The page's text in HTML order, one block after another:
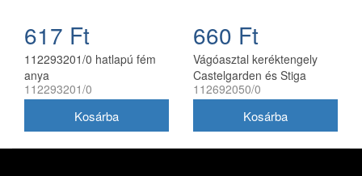
617 Ft
112293201/0 hatlapú fém
anya
112293201/0
660 Ft
Vágóasztal keréktengely
Castelgarden és Stiga
fűnyíró traktorhoz 8x80 mm
112692050/0